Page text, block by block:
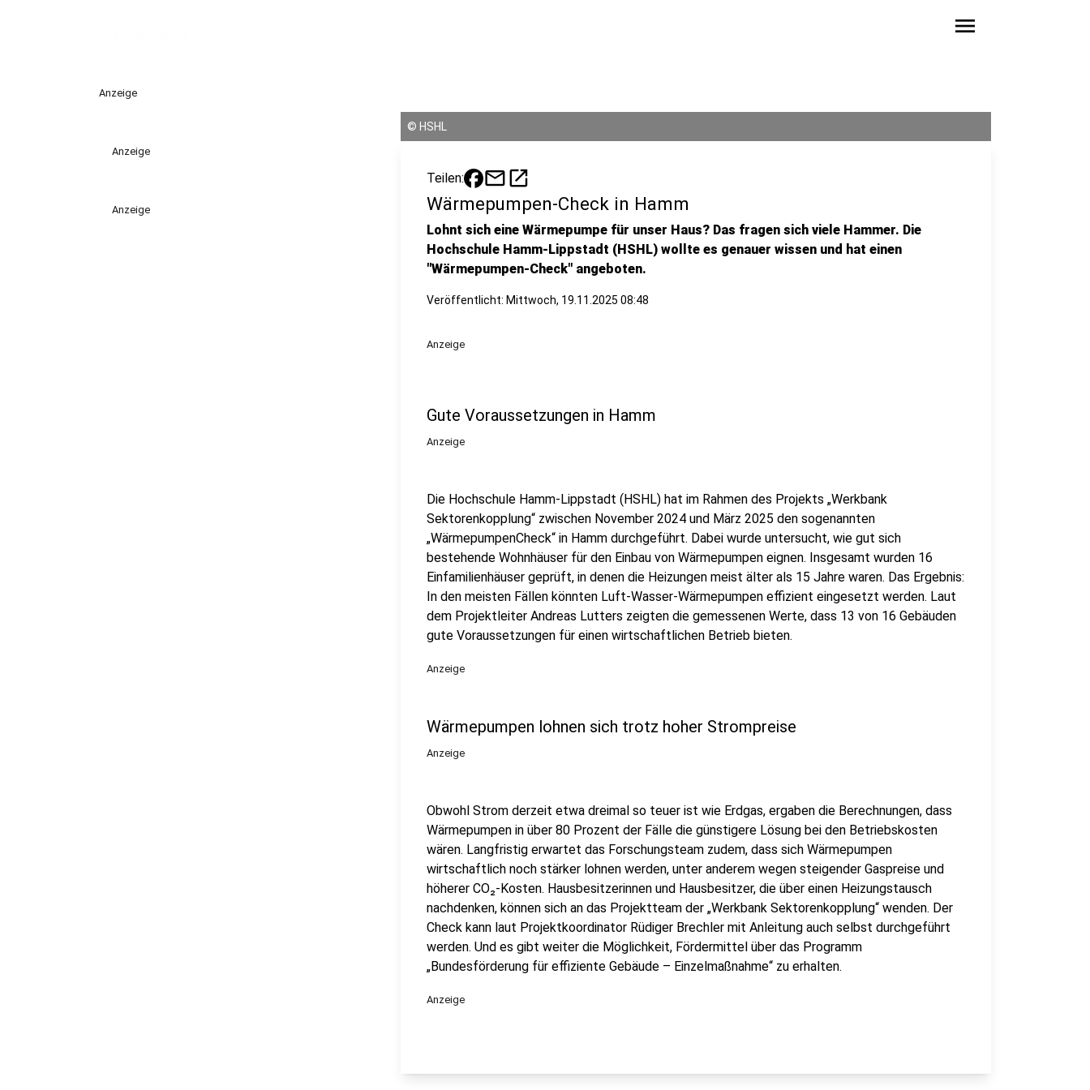
menu
Anzeige
Anzeige
Anzeige
© HSHL
Teilen: mailopen_in_new
Wärmepumpen-Check in Hamm
Lohnt sich eine Wärmepumpe für unser Haus? Das fragen sich viele Hammer. Die
Hochschule Hamm-Lippstadt (HSHL) wollte es genauer wissen und hat einen
"Wärmepumpen-Check" angeboten.
Veröffentlicht: Mittwoch, 19.11.2025 08:48
Anzeige
Gute Voraussetzungen in Hamm
Anzeige
Die Hochschule Hamm-Lippstadt (HSHL) hat im Rahmen des Projekts „Werkbank
Sektorenkopplung“ zwischen November 2024 und März 2025 den sogenannten
„WärmepumpenCheck“ in Hamm durchgeführt. Dabei wurde untersucht, wie gut sich
bestehende Wohnhäuser für den Einbau von Wärmepumpen eignen. Insgesamt wurden 16
Einfamilienhäuser geprüft, in denen die Heizungen meist älter als 15 Jahre waren. Das Ergebnis:
In den meisten Fällen könnten Luft-Wasser-Wärmepumpen effizient eingesetzt werden. Laut
dem Projektleiter Andreas Lutters zeigten die gemessenen Werte, dass 13 von 16 Gebäuden
gute Voraussetzungen für einen wirtschaftlichen Betrieb bieten.
Anzeige
Wärmepumpen lohnen sich trotz hoher Strompreise
Anzeige
Obwohl Strom derzeit etwa dreimal so teuer ist wie Erdgas, ergaben die Berechnungen, dass
Wärmepumpen in über 80 Prozent der Fälle die günstigere Lösung bei den Betriebskosten
wären. Langfristig erwartet das Forschungsteam zudem, dass sich Wärmepumpen
wirtschaftlich noch stärker lohnen werden, unter anderem wegen steigender Gaspreise und
höherer CO₂-Kosten. Hausbesitzerinnen und Hausbesitzer, die über einen Heizungstausch
nachdenken, können sich an das Projektteam der „Werkbank Sektorenkopplung“ wenden. Der
Check kann laut Projektkoordinator Rüdiger Brechler mit Anleitung auch selbst durchgeführt
werden. Und es gibt weiter die Möglichkeit, Fördermittel über das Programm
„Bundesförderung für effiziente Gebäude – Einzelmaßnahme“ zu erhalten.
Anzeige